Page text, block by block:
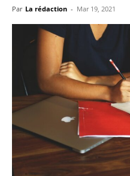
Par La rédaction - Mar 19, 2021